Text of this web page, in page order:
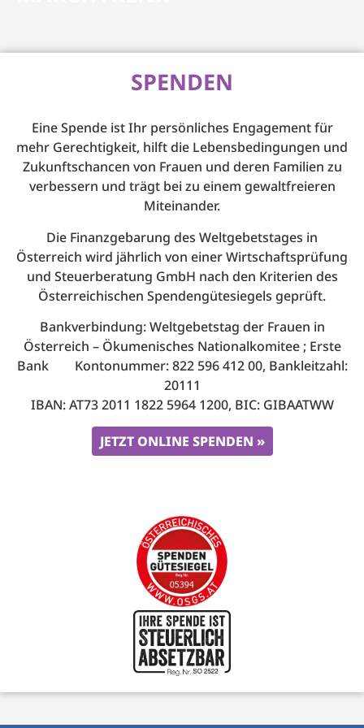
SPENDEN
Eine Spende ist Ihr persönliches Engagement für
mehr Gerechtigkeit, hilft die Lebensbedingungen und
Zukunftschancen von Frauen und deren Familien zu
verbessern und trägt bei zu einem gewaltfreieren
Miteinander.
Die Finanzgebarung des Weltgebetstages in
Österreich wird jährlich von einer Wirtschaftsprüfung
und Steuerberatung GmbH nach den Kriterien des
Österreichischen Spendengütesiegels geprüft.
Bankverbindung: Weltgebetstag der Frauen in
Österreich – Ökumenisches Nationalkomitee ; Erste
Bank Kontonummer: 822 596 412 00, Bankleitzahl:
20111
IBAN: AT73 2011 1822 5964 1200, BIC: GIBAATWW
JETZT ONLINE SPENDEN »